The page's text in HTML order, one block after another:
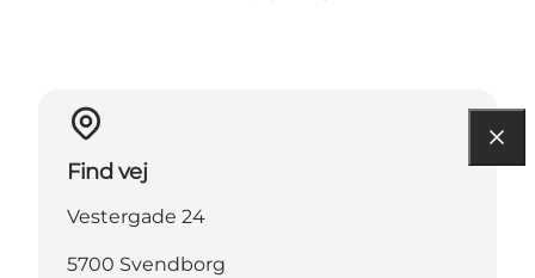
Find vej
Vestergade 24
5700 Svendborg